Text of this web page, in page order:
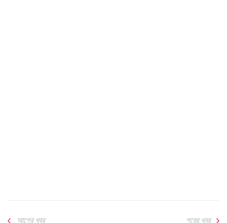
আগের খবর
পরের খবর